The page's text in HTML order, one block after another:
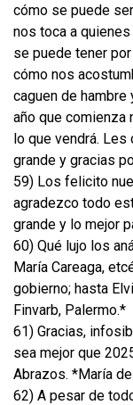
cómo se puede
nos toca a
se puede tener
cómo nos
caguen de
año que comienza
lo que vendrá.
grande y gracias
59) Los felicito
agradezco todo
grande y lo mejor
60) Qué lujo los
María Careaga,
gobierno; hasta
Finvarb, Palermo.*
61) Gracias,
sea mejor que
Abrazos. *María
62) A pesar de